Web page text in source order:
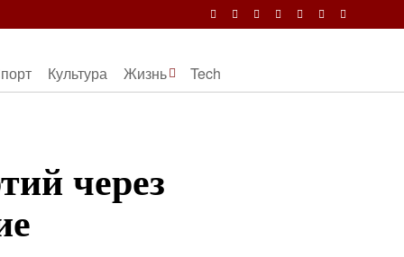
Культура Жизнь Tech
через